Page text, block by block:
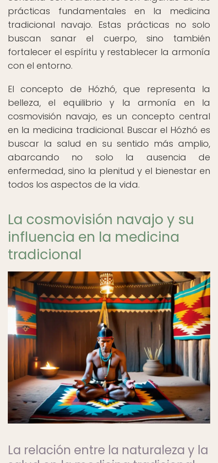
prácticas fundamentales en la medicina
tradicional navajo. Estas prácticas no solo
buscan sanar el cuerpo, sino también
fortalecer el espíritu y restablecer la armonía
con el entorno.
El concepto de Hózhó, que representa la
belleza, el equilibrio y la armonía en la
cosmovisión navajo, es un concepto central
en la medicina tradicional. Buscar el Hózhó es
buscar la salud en su sentido más amplio,
abarcando no solo la ausencia de
enfermedad, sino la plenitud y el bienestar en
todos los aspectos de la vida.
La cosmovisión navajo y su
influencia en la medicina
tradicional
La relación entre la naturaleza y la